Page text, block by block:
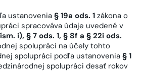
ustanovenia § 19a ods. 1 zákona o
spracováva údaje uvedené v
i), § 7 ods. 1, § 8f a § 22i ods.
spolupráci na účely tohto
spolupráci podľa ustanovenia§ 1
spolupráci desať rokov